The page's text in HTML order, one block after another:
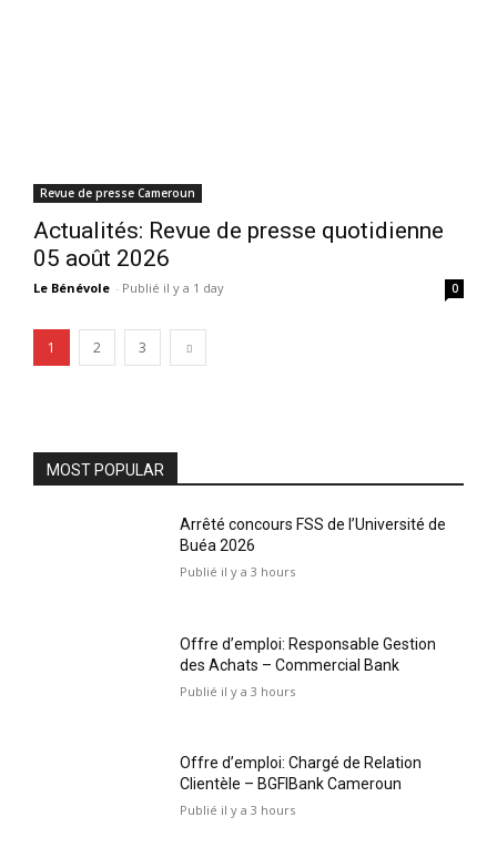
Revue de presse Cameroun
Actualités: Revue de presse quotidienne
05 août 2026
Le Bénévole - Publié il y a 1 day 0
1 2 3
MOST POPULAR
Arrêté concours FSS de l’Université de
Buéa 2026
Publié il y a 3 hours
Offre d’emploi: Responsable Gestion
des Achats – Commercial Bank
Publié il y a 3 hours
Offre d’emploi: Chargé de Relation
Clientèle – BGFIBank Cameroun
Publié il y a 3 hours